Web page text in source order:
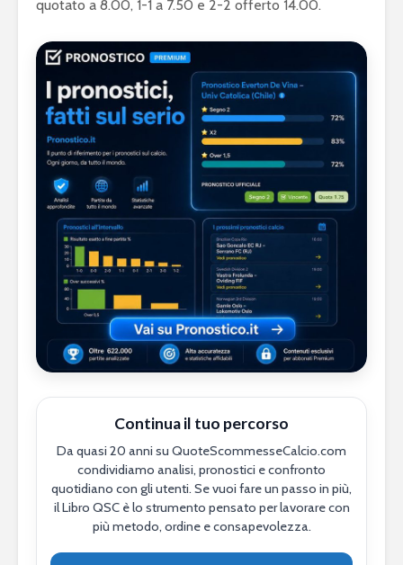
quotato a 8.00, 1-1 a 7.50 e 2-2 offerto 14.00.
Continua il tuo percorso
Da quasi 20 anni su QuoteScommesseCalcio.com
condividiamo analisi, pronostici e confronto
quotidiano con gli utenti. Se vuoi fare un passo in più,
il Libro QSC è lo strumento pensato per lavorare con
più metodo, ordine e consapevolezza.